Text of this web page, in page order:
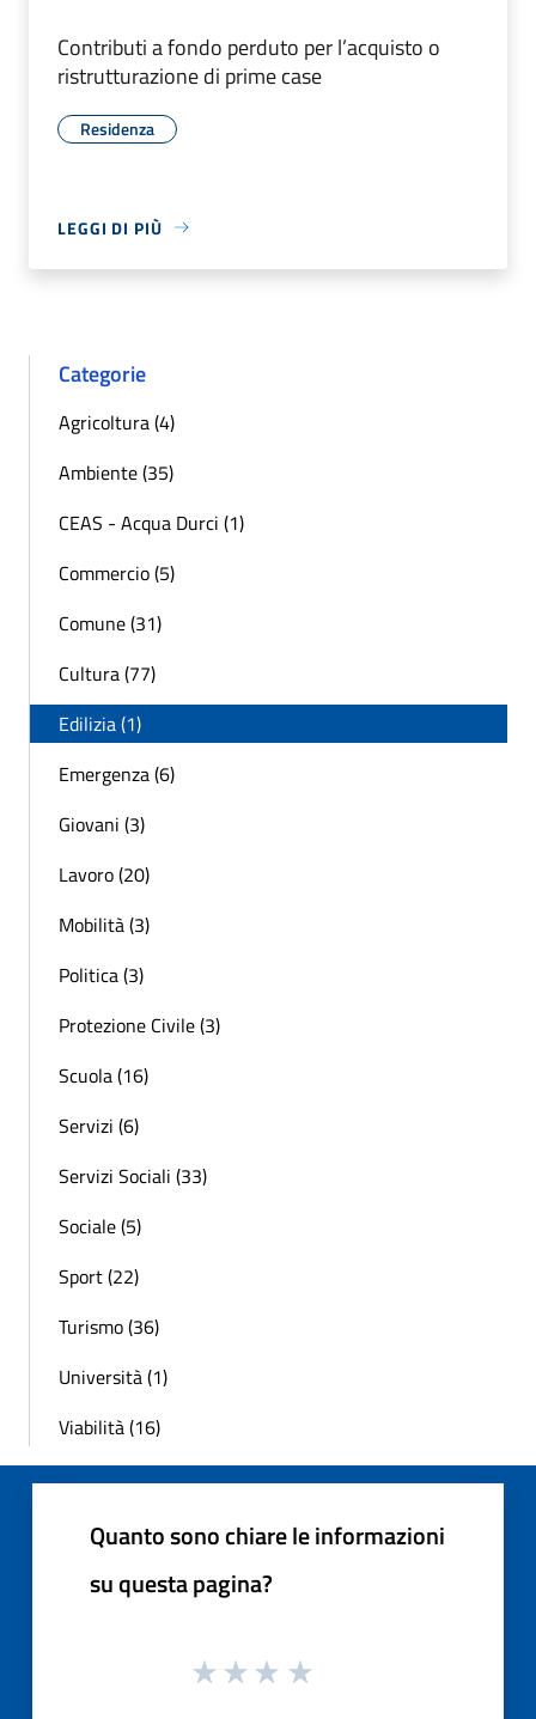
Contributi a fondo perduto per l’acquisto o
ristrutturazione di prime case
Residenza
LEGGI DI PIÙ
Categorie
Agricoltura (4)
Ambiente (35)
CEAS - Acqua Durci (1)
Commercio (5)
Comune (31)
Cultura (77)
Edilizia (1)
Emergenza (6)
Giovani (3)
Lavoro (20)
Mobilità (3)
Politica (3)
Protezione Civile (3)
Scuola (16)
Servizi (6)
Servizi Sociali (33)
Sociale (5)
Sport (22)
Turismo (36)
Università (1)
Viabilità (16)
Quanto sono chiare le informazioni
su questa pagina?